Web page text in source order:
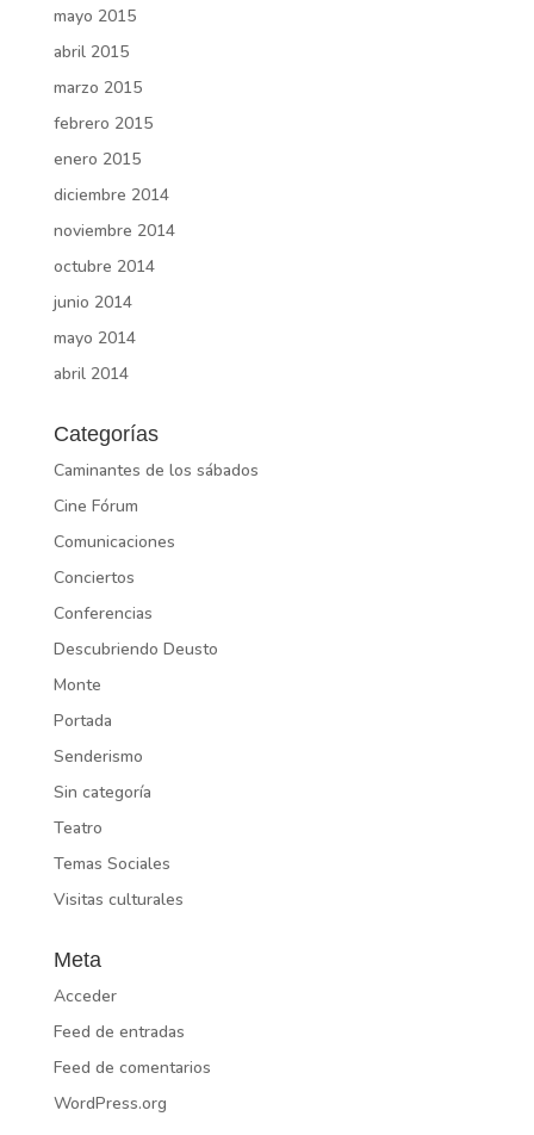
mayo 2015
abril 2015
marzo 2015
febrero 2015
enero 2015
diciembre 2014
noviembre 2014
octubre 2014
junio 2014
mayo 2014
abril 2014
Categorías
Caminantes de los sábados
Cine Fórum
Comunicaciones
Conciertos
Conferencias
Descubriendo Deusto
Monte
Portada
Senderismo
Sin categoría
Teatro
Temas Sociales
Visitas culturales
Meta
Acceder
Feed de entradas
Feed de comentarios
WordPress.org